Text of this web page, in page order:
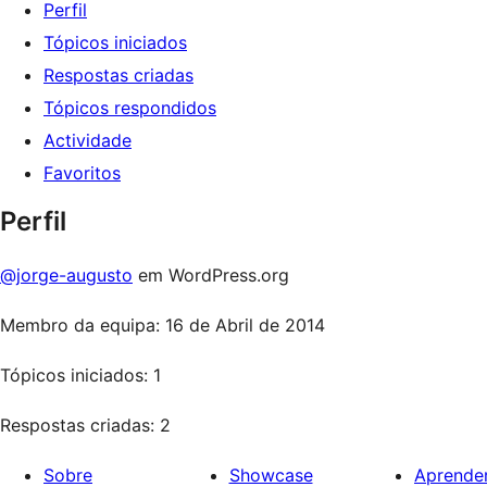
Perfil
Tópicos iniciados
Respostas criadas
Tópicos respondidos
Actividade
Favoritos
Perfil
@jorge-augusto em WordPress.org
Membro da equipa: 16 de Abril de 2014
Tópicos iniciados: 1
Respostas criadas: 2
Sobre Showcase